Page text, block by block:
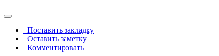
Поставить закладку
Оставить заметку
Комментировать